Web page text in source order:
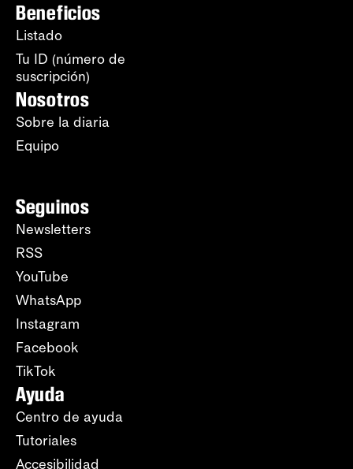
Beneficios
Listado
Tu ID (número de
suscripción)
Nosotros
Sobre la diaria
Equipo
Seguinos
Newsletters
RSS
YouTube
WhatsApp
Instagram
Facebook
TikTok
Ayuda
Centro de ayuda
Tutoriales
Accesibilidad